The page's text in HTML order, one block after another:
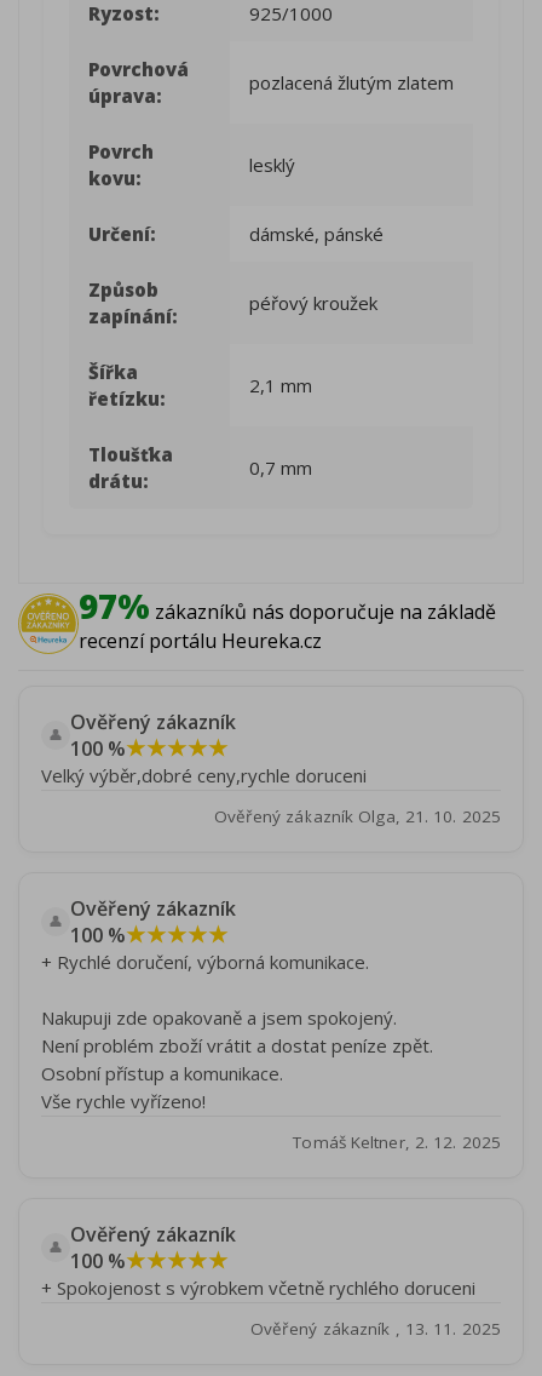
Ryzost: 925/1000
Povrchová
úprava:
pozlacená žlutým zlatem
Povrch
kovu:
lesklý
Určení: dámské, pánské
Způsob
zapínání:
péřový kroužek
Šířka
řetízku:
2,1 mm
Tloušťka
drátu:
0,7 mm
97% zákazníků nás doporučuje na základě
recenzí portálu Heureka.cz
👤 Ověřený zákazník
100 %★★★★★
Velký výběr,dobré ceny,rychle doruceni
Ověřený zákazník Olga, 21. 10. 2025
👤 Ověřený zákazník
100 %★★★★★
+ Rychlé doručení, výborná komunikace.
Nakupuji zde opakovaně a jsem spokojený.
Není problém zboží vrátit a dostat peníze zpět.
Osobní přístup a komunikace.
Vše rychle vyřízeno!
Tomáš Keltner, 2. 12. 2025
👤 Ověřený zákazník
100 %★★★★★
+ Spokojenost s výrobkem včetně rychlého doruceni
Ověřený zákazník , 13. 11. 2025